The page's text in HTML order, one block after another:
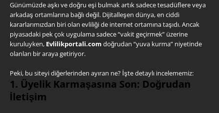
Günümüzde aşkı ve doğru eşi bulmak artık sadece tesadüflere veya
arkadaş ortamlarına bağlı değil. Dijitalleşen dünya, en ciddi
kararlarımızdan biri olan evliliği de internet ortamına taşıdı. Ancak
piyasadaki pek çok uygulama sadece “vakit geçirmek” üzerine
kuruluyken, Evlilikportali.com doğrudan “yuva kurma” niyetinde
olanları bir araya getiriyor.
Peki, bu siteyi diğerlerinden ayıran ne? İşte detaylı incelememiz:
1. Üyelik Karmaşasına Son: Doğrudan
İletişim